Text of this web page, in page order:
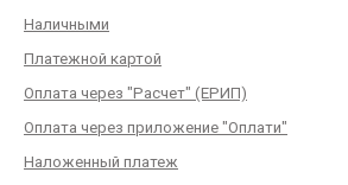
Наличными
Платежной картой
Оплата через "Расчет" (ЕРИП)
Оплата через приложение "Оплати"
Наложенный платеж